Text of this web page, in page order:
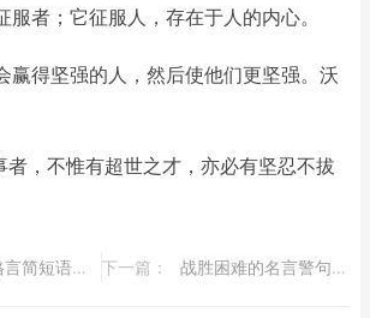
者；它征服人，存在于人的内心。
赢得坚强的人，然后使他们更坚强。沃
，不惟有超世之才，亦必有坚忍不拔
人简短格言83句） 下一篇： ​战胜困难的名言警句828个